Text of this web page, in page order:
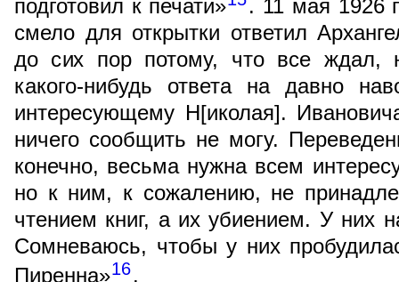
подготовил к печати»
. 11 мая 1926
смело для открытки ответил
до сих пор потому, что все ждал,
какого-нибудь ответа на давно
интересующему Н[иколая].
ничего сообщить не могу.
конечно, весьма нужна всем
но к ним, к сожалению, не
чтением книг, а их убиением. У них
Сомневаюсь, чтобы у них
Пиренна»16.